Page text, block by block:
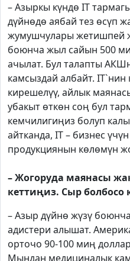
– Азыркы күндө IT
дүйнөдө аябай тез өсүп
жумушчулары жетишпей
боюнча жыл сайын 500
ачылат. Бул талапты
камсыздай албайт.
кирешелүү, айлык
убакыт өткөн соң бул
кемчилигиңиз болуп
айтканда, IT – бизнес
продукциянын көлөмүн
– Жогоруда маянасы
кеттиңиз. Сыр болбосо
– Азыр дүйнө жүзү
адистери алышат.
орточо 90-100 миң
Мындан медициналык